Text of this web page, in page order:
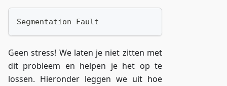
Segmentation Fault
Geen stress! We laten je niet zitten met
dit probleem en helpen je het op te
lossen. Hieronder leggen we uit hoe